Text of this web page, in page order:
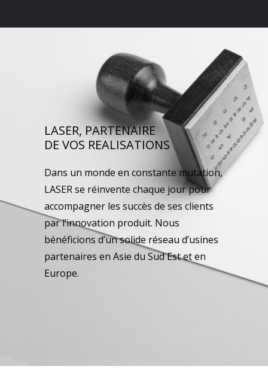
LASER, PARTENAIRE
DE VOS REALISATIONS
Dans un monde en constante mutation,
LASER se réinvente chaque jour pour
accompagner les succès de ses clients
par l’innovation produit. Nous
bénéficions d’un solide réseau d’usines
partenaires en Asie du Sud Est et en
Europe.